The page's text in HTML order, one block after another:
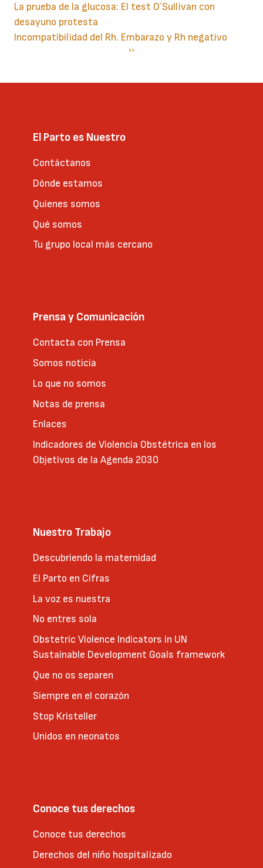
La prueba de la glucosa: El test O´Sullivan con
desayuno protesta
Incompatibilidad del Rh. Embarazo y Rh negativo
Siguiente
››
El Parto es Nuestro
Contáctanos
Dónde estamos
Quienes somos
Qué somos
Tu grupo local más cercano
Prensa y Comunicación
Contacta con Prensa
Somos noticia
Lo que no somos
Notas de prensa
Enlaces
Indicadores de Violencia Obstétrica en los
Objetivos de la Agenda 2030
Nuestro Trabajo
Descubriendo la maternidad
El Parto en Cifras
La voz es nuestra
No entres sola
Obstetric Violence Indicators in UN
Sustainable Development Goals framework
Que no os separen
Siempre en el corazón
Stop Kristeller
Unidos en neonatos
Conoce tus derechos
Conoce tus derechos
Derechos del niño hospitalizado